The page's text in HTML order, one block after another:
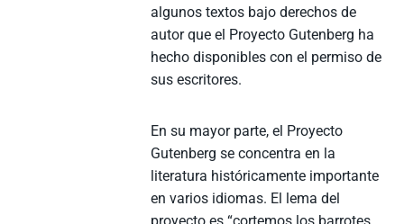
algunos textos bajo derechos de
autor que el Proyecto Gutenberg ha
hecho disponibles con el permiso de
sus escritores.
En su mayor parte, el Proyecto
Gutenberg se concentra en la
literatura históricamente importante
en varios idiomas. El lema del